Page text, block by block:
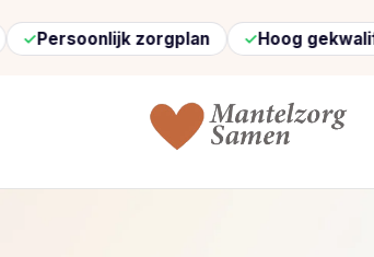
zorgplan Hoog gekwalificeerde